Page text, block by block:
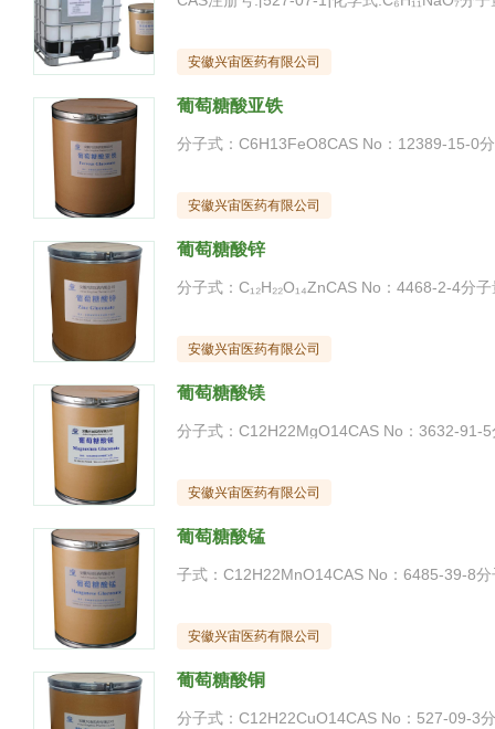
安徽兴宙医药有限公司
葡萄糖酸亚铁
安徽兴宙医药有限公司
葡萄糖酸锌
安徽兴宙医药有限公司
葡萄糖酸镁
安徽兴宙医药有限公司
葡萄糖酸锰
安徽兴宙医药有限公司
葡萄糖酸铜